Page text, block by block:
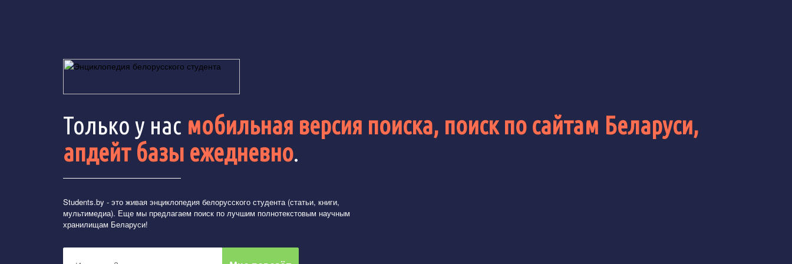
Только у нас мобильная версия поиска, поиск по сайтам Беларуси,
апдейт базы ежедневно.
Students.by - это живая энциклопедия белорусского студента (статьи, книги,
мультимедиа). Еще мы предлагаем поиск по лучшим полнотекстовым научным
хранилищам Беларуси!